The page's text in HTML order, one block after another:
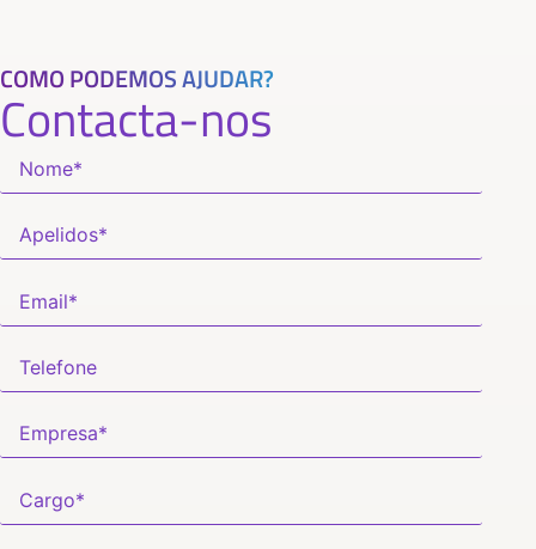
COMO PODEMOS AJUDAR?
Contacta-nos